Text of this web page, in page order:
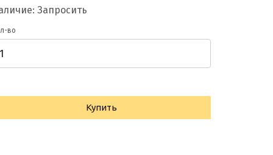
Запросить
во
Купить